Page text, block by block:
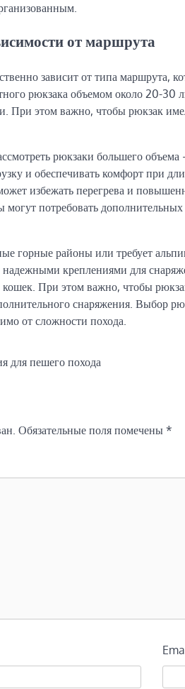
от маршрута
зависит от типа маршрута,
рюкзака объемом около 20-
При этом важно, чтобы рюкзак
рюкзаки большего
и обеспечивать комфорт при
избежать перегрева и
потребовать
горные районы или требует
креплениями для
кошек. При этом важно, чтобы
снаряжения. Выбор
от сложности похода.
для пешего похода
Обязательные поля помечены *